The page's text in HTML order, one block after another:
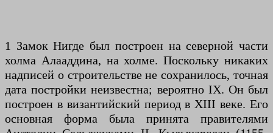
1 Замок Нигде был построен на северной части
холма Алааддина, на холме. Поскольку никаких
надписей о строительстве не сохранилось, точная
дата постройки неизвестна; вероятно IX. Он был
построен в византийский период в XIII веке. Его
основная форма была принята правителями